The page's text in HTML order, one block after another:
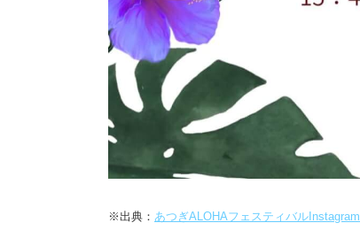
※出典： あつぎALOHAフェスティバルInstagram